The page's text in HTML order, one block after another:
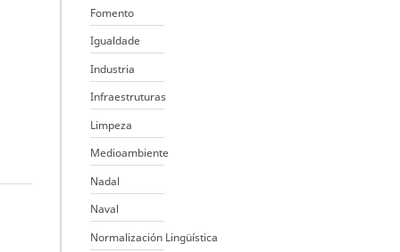
Fomento
Igualdade
Industria
Infraestruturas
Limpeza
Medioambiente
Nadal
Naval
Normalización Lingüística